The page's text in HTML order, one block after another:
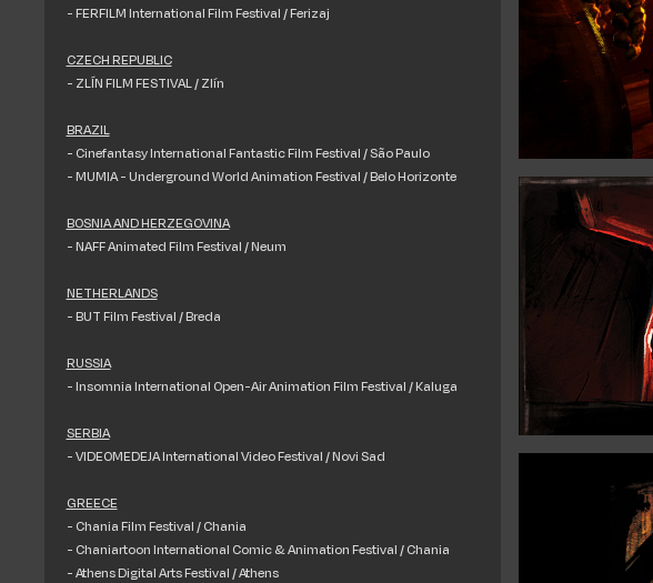
- FERFILM International Film Festival / Ferizaj
CZECH REPUBLIC
- ZLÍN FILM FESTIVAL / Zlín
BRAZIL
- Cinefantasy International Fantastic Film Festival / São Paulo
- MUMIA - Underground World Animation Festival / Belo Horizonte
BOSNIA AND HERZEGOVINA
- NAFF Animated Film Festival / Neum
NETHERLANDS
- BUT Film Festival / Breda
RUSSIA
- Insomnia International Open-Air Animation Film Festival / Kaluga
SERBIA
- VIDEOMEDEJA International Video Festival / Novi Sad
GREECE
- Chania Film Festival / Chania
- Chaniartoon International Comic & Animation Festival / Chania
- Athens Digital Arts Festival / Athens